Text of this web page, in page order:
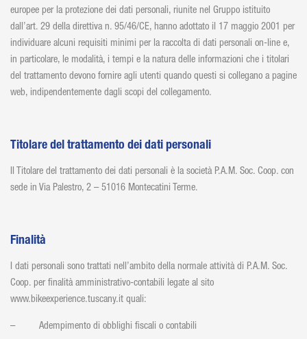
europee per la protezione dei dati personali, riunite nel Gruppo istituito
dall’art. 29 della direttiva n. 95/46/CE, hanno adottato il 17 maggio 2001 per
individuare alcuni requisiti minimi per la raccolta di dati personali on-line e,
in particolare, le modalità, i tempi e la natura delle informazioni che i titolari
del trattamento devono fornire agli utenti quando questi si collegano a pagine
web, indipendentemente dagli scopi del collegamento.
Titolare del trattamento dei dati personali
Il Titolare del trattamento dei dati personali è la società P.A.M. Soc. Coop. con
sede in Via Palestro, 2 – 51016 Montecatini Terme.
Finalità
I dati personali sono trattati nell’ambito della normale attività di P.A.M. Soc.
Coop. per finalità amministrativo-contabili legate al sito
www.bikeexperience.tuscany.it quali:
– Adempimento di obblighi fiscali o contabili